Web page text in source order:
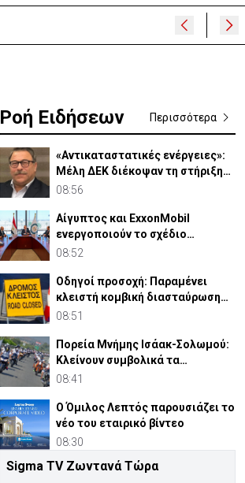
Ροή Ειδήσεων Περισσότερα
«Αντικαταστατικές ενέργειες»:
Μέλη ΔΕΚ διέκοψαν τη στήριξη
σε Θεμιστοκλέους
08:56
Αίγυπτος και ExxonMobil
ενεργοποιούν το σχέδιο
αξιοποίησης Φ.Α από ΑΟΖ
08:52
Οδηγοί προσοχή: Παραμένει
κλειστή κομβική διασταύρωση
στον Στρόβολο λόγω έργων
08:51
Πορεία Μνήμης Ισάακ-Σολωμού:
Κλείνουν συμβολικά τα
οδοφράγματα
08:41
Ο Όμιλος Λεπτός παρουσιάζει το
νέο του εταιρικό βίντεο
08:30
Σήμερα στο Ζακάκι το τελευταίο
Sigma TV Ζωντανά Τώρα